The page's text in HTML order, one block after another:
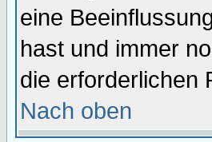
eine
hast und immer
die erforderlichen
Nach oben